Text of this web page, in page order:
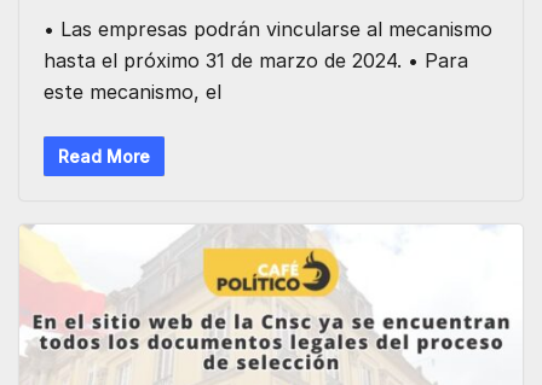
• Las empresas podrán vincularse al mecanismo
hasta el próximo 31 de marzo de 2024. • Para
este mecanismo, el
Read More